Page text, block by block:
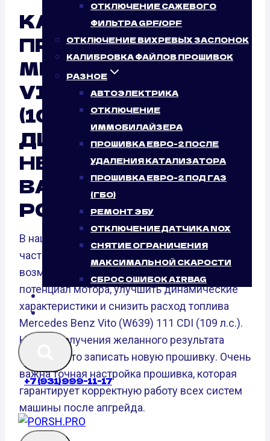
ОТКЛЮЧЕНИЕ САЖЕВОГО
ФИЛЬТРА GPF/OPF
ОТКЛЮЧЕНИЕ ВИХРЕВЫХ ЗАСЛОНОК
КАЛИБРОВКА ФАЙЛОВ ПРОШИВОК
РАЗНОЕ
АВТОЭЛЕКТРИКА
ОТКЛЮЧЕНИЕ
ИММОБИЛАЙЗЕРА
ПРОШИВКА ЕВРО-2 ПОСЛЕ
УДАЛЕНИЯ КАТАЛИЗАТОРА
ПРОШИВКА ЕВРО-2 ПОД ГАЗ
(ГБО)
РЕМОНТ ЭБУ
ОТКЛЮЧЕНИЕ ДАТЧИКА NOX
СНЯТИЕ ОГРАНИЧЕНИЯ
МАКСИМАЛЬНОЙ СКАРОСТИ
СБРОС ОШИБОК AIRBAG
БЛОГ
КОНТАКТЫ
+7 (931) 999-11-17
КАЛИБРОВКА
ПРОШИВКИ ЭБУ
MERCEDES BENZ
VITO (W639) 111 CDI
(109 Л.С.)
ДИСТАНЦИОННО:
НЕСОМНЕННЫЙ
ВАРИАНТ ОТ
PORSH.PRO
В нашем мире чип-тюнинг является важной
частью тюнинга автомобилей. Он дает
возможность раскрыть неиспользованный
потенциал мотора, улучшить динамические
характеристики и снизить расход топлива
Mercedes Benz Vito (W639) 111 CDI (109 л.с.).
Но для получения желанного результата
мало просто записать новую прошивку. Очень
важна точная настройка прошивка, которая
гарантирует корректную работу всех систем
машины после апгрейда.